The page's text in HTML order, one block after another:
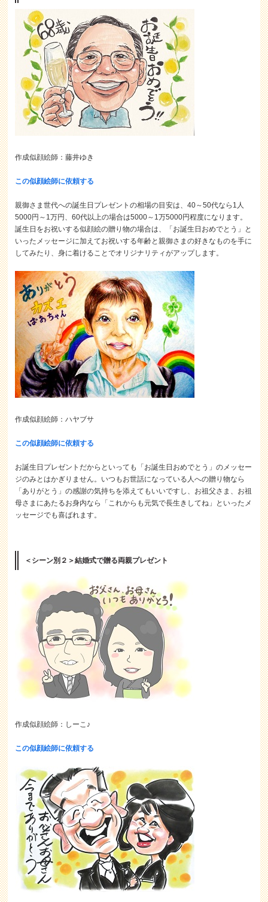
作成似顔絵師：藤井ゆき
この似顔絵師に依頼する
親御さま世代への誕生日プレゼントの相場の目安は、40～50代なら1人
5000円～1万円、60代以上の場合は5000～1万5000円程度になります。
誕生日をお祝いする似顔絵の贈り物の場合は、「お誕生日おめでとう」と
いったメッセージに加えてお祝いする年齢と親御さまの好きなものを手に
してみたり、身に着けることでオリジナリティがアップします。
作成似顔絵師：ハヤブサ
この似顔絵師に依頼する
お誕生日プレゼントだからといっても「お誕生日おめでとう」のメッセー
ジのみとはかぎりません。いつもお世話になっている人への贈り物なら
「ありがとう」の感謝の気持ちを添えてもいいですし、お祖父さま、お祖
母さまにあたるお身内なら「これからも元気で長生きしてね」といったメ
ッセージでも喜ばれます。
＜シーン別２＞結婚式で贈る両親プレゼント
作成似顔絵師：しーこ♪
この似顔絵師に依頼する